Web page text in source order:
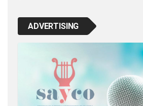
ADVERTISING